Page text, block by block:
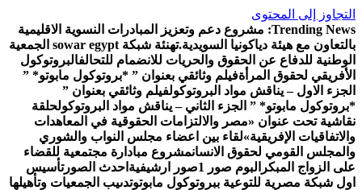
إلى المحتوى
Trending مشروع دعم وتعزيز المبادرات النسوية الاقليمية
مع هيئة دياكونيا السويدية.
تهنئة شبكة sowar egypt الجمعية
للدفاع عن الحقوق والحريات للانضمام للتحالفالبروتوكول
لحقوق المرأة فيلم وثائقي بعنوان ” *بروتوكول مابوتو* ”
الاول – يناقش مواد البروتوكولفيلم وثائقي بعنوان ”
مابوتو* ” الجزء الثاني – يناقش مواد البروتوكولحلقة
تحت عنوان «مصر والالتزامات الحقوقية في المعاهدات
الإفريقية»لقاء بين اعضاء مجلس النواب والشوري
القومي لحقوق الانسانمشروع مبادارة مجتمعية للقضاء
الزواج المبكرالبوم صور 1 صور ارشيفيةاحدث الصورتأسيس
شبكة مصرية للتوعية ببروتوكول مابوتوتدىيب الجمعيات وتأهيلها